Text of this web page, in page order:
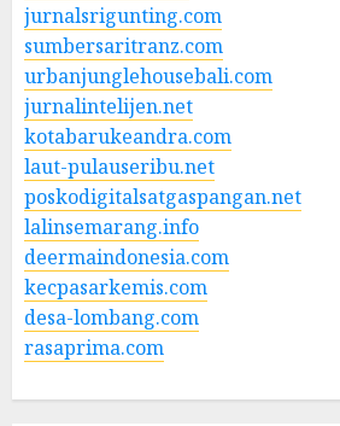
jurnalsrigunting.com
sumbersaritranz.com
urbanjunglehousebali.com
jurnalintelijen.net
kotabarukeandra.com
laut-pulauseribu.net
poskodigitalsatgaspangan.net
lalinsemarang.info
deermaindonesia.com
kecpasarkemis.com
desa-lombang.com
rasaprima.com